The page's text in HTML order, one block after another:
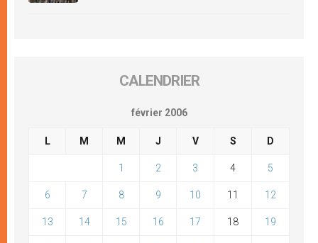
CALENDRIER
février 2006
L M M J V S D
1 2 3 4 5
6 7 8 9 10 11 12
13 14 15 16 17 18 19